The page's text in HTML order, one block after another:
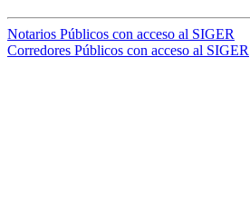
Notarios Públicos con acceso al SIGER
Corredores Públicos con acceso al SIGER